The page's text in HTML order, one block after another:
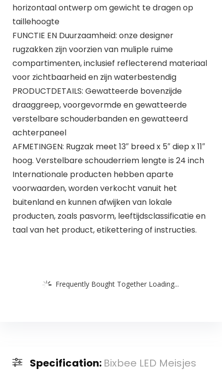
horizontaal ontwerp om gewicht te dragen op
taillehoogte
FUNCTIE EN Duurzaamheid: onze designer
rugzakken zijn voorzien van muliple ruime
compartimenten, inclusief reflecterend materiaal
voor zichtbaarheid en zijn waterbestendig
PRODUCTDETAILS: Gewatteerde bovenzijde
draaggreep, voorgevormde en gewatteerde
verstelbare schouderbanden en gewatteerd
achterpaneel
AFMETINGEN: Rugzak meet 13″ breed x 5″ diep x 11″
hoog. Verstelbare schouderriem lengte is 24 inch
Internationale producten hebben aparte
voorwaarden, worden verkocht vanuit het
buitenland en kunnen afwijken van lokale
producten, zoals pasvorm, leeftijdsclassificatie en
taal van het product, etikettering of instructies.
Frequently Bought Together Loading...
Specification: Bixbee LED Meisjes